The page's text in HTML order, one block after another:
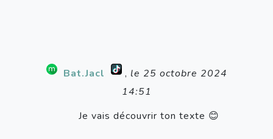
Bat.Jacl , le 25 octobre 2024
14:51
Je vais découvrir ton texte 😊